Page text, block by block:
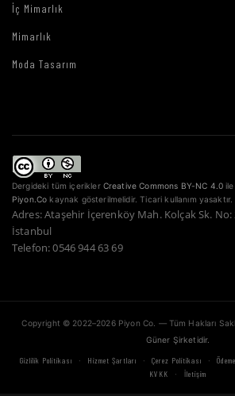
İç Mimarlık
Mimarlık
Moda Tasarım
Dergideki tüm içerikler Creative Commons BY-NC 4.0 ile
Piyon.Co kaynak gösterilmelidir. Ticari kullanım yasaktır.
Adres: Ataşehir İçerenköy Mah. Kolçak Sk.
İstanbul
Telefon: 0546 944 63 69
Copyright © 2022–2026 Piyon Co. — Tüm Hakları
Güner Şirketidir.
Gizlilik Politikası · Hizmet Şartları · Çerez Politikası ·
KVKK · İletişim